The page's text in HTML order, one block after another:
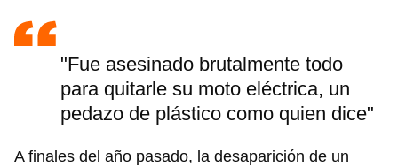
"Fue asesinado brutalmente todo
para quitarle su moto eléctrica, un
pedazo de plástico como quien dice"
A finales del año pasado, la desaparición de un